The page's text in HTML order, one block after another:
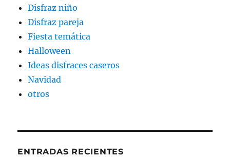
Disfraz niño
Disfraz pareja
Fiesta temática
Halloween
Ideas disfraces caseros
Navidad
otros
ENTRADAS RECIENTES